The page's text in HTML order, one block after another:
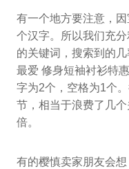
有一个地方要注意，
个汉字。所以我们充
的关键词，搜索到的
最爱 修身短袖衬衫特
字为2个，空格为1个
节，相当于浪费了几
倍。
有的樱慎卖家朋友会